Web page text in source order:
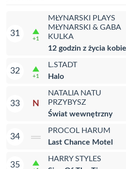
31
+1
MŁYNARSKI PLAYS
MŁYNARSKI & GABA
KULKA
12 godzin z życia
32
+1
L.STADT
Halo
33 N
NATALIA NATU
PRZYBYSZ
Świat wewnętrzny
34
PROCOL HARUM
Last Chance Motel
35
HARRY STYLES